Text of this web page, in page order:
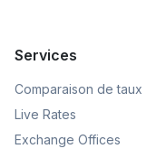
Services
Comparaison de taux
Live Rates
Exchange Offices